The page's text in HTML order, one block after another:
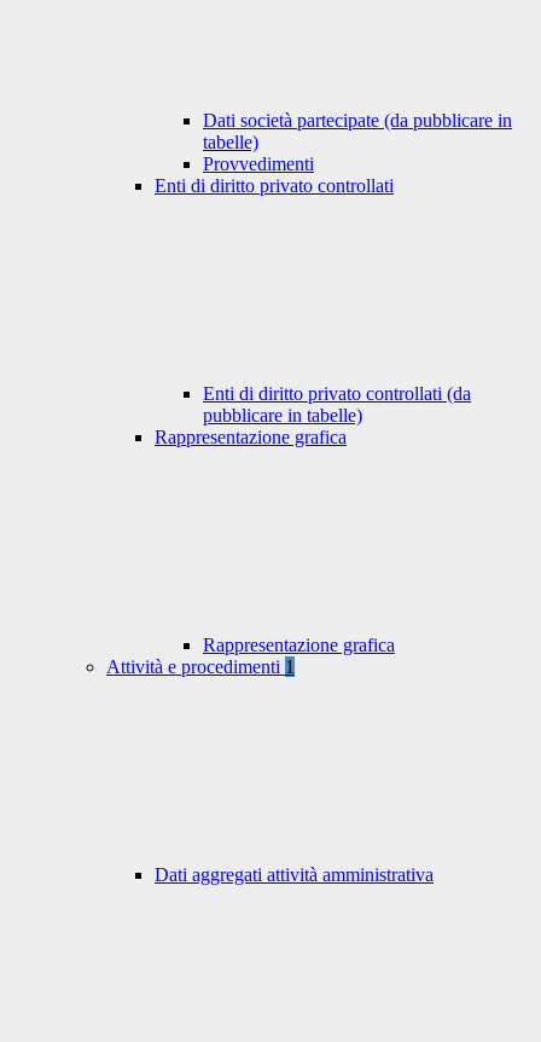
Dati società partecipate (da pubblicare in
tabelle)
Provvedimenti
Enti di diritto privato controllati
Enti di diritto privato controllati (da
pubblicare in tabelle)
Rappresentazione grafica
Rappresentazione grafica
Attività e procedimenti 1
Dati aggregati attività amministrativa